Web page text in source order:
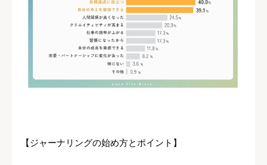
【ジャーナリングの始め方とポイント】